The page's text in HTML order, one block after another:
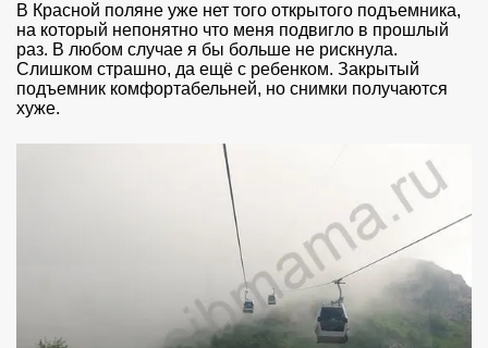
В Красной поляне уже нет того открытого подъемника,
на который непонятно что меня подвигло в прошлый
раз. В любом случае я бы больше не рискнула.
Слишком страшно, да ещё с ребенком. Закрытый
подъемник комфортабельней, но снимки получаются
хуже.